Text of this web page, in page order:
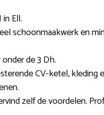
Ell.
schoonmaakwerk en
de 3 Dh.
CV-ketel, kleding
zelf de voordelen.